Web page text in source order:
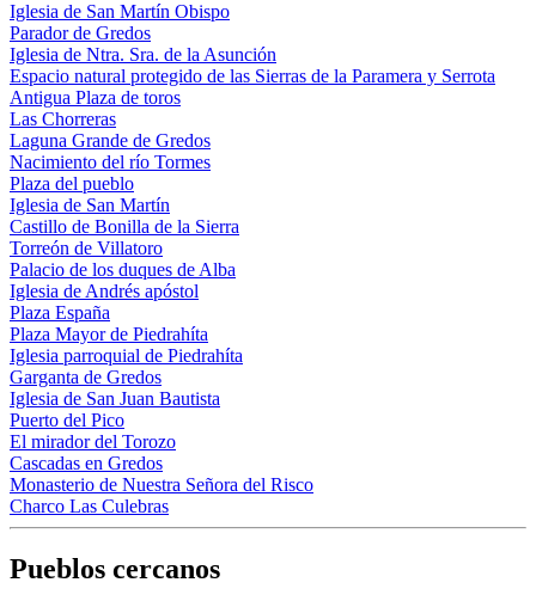
Iglesia de San Martín Obispo
Parador de Gredos
Iglesia de Ntra. Sra. de la Asunción
Espacio natural protegido de las Sierras de la Paramera y Serrota
Antigua Plaza de toros
Las Chorreras
Laguna Grande de Gredos
Nacimiento del río Tormes
Plaza del pueblo
Iglesia de San Martín
Castillo de Bonilla de la Sierra
Torreón de Villatoro
Palacio de los duques de Alba
Iglesia de Andrés apóstol
Plaza España
Plaza Mayor de Piedrahíta
Iglesia parroquial de Piedrahíta
Garganta de Gredos
Iglesia de San Juan Bautista
Puerto del Pico
El mirador del Torozo
Cascadas en Gredos
Monasterio de Nuestra Señora del Risco
Charco Las Culebras
Pueblos cercanos